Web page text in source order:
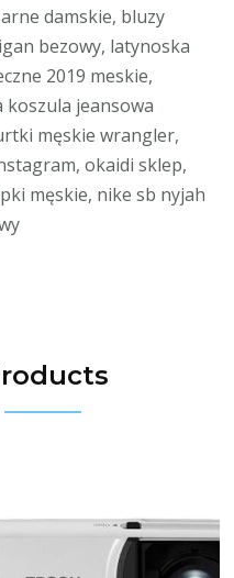
damskie, bluzy
bezowy, latynoska
2019 meskie,
jeansowa
męskie wrangler,
okaidi sklep,
męskie, nike sb nyjah